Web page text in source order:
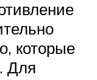
которые
Для